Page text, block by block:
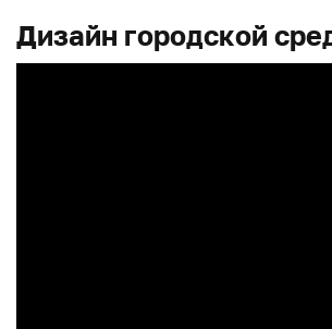
Дизайн городской